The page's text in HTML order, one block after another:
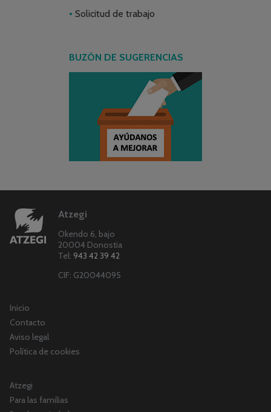
Solicitud de trabajo
BUZÓN DE SUGERENCIAS
Atzegi
Okendo 6, bajo
20004 Donostia
Tel: 943 42 39 42
CIF: G20044095
Inicio
Contacto
Aviso legal
Política de cookies
Atzegi
Para las familias